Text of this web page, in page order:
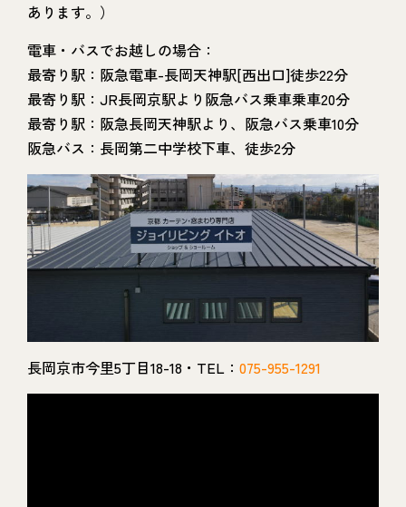
あります。）
電車・バスでお越しの場合：
最寄り駅：阪急電車-長岡天神駅[西出口]徒歩22分
最寄り駅：JR長岡京駅より阪急バス乗車乗車20分
最寄り駅：阪急長岡天神駅より、阪急バス乗車10分
阪急バス：長岡第二中学校下車、徒歩2分
長岡京市今里5丁目18-18・TEL： 075-955-1291